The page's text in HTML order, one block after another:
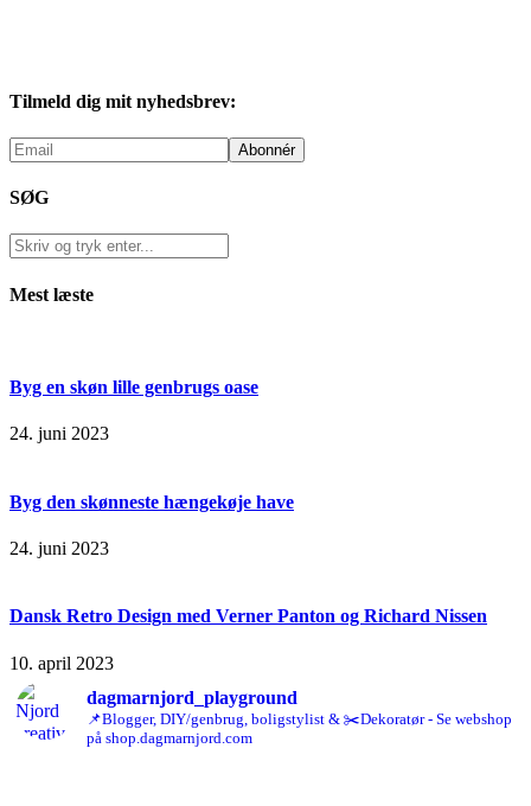
Tilmeld dig mit nyhedsbrev:
SØG
Mest læste
Byg en skøn lille genbrugs oase
24. juni 2023
Byg den skønneste hængekøje have
24. juni 2023
Dansk Retro Design med Verner Panton og Richard Nissen
10. april 2023
dagmarnjord_playground
📌Blogger, DIY/genbrug, boligstylist & ✂️Dekoratør - Se webshop
på shop.dagmarnjord.com